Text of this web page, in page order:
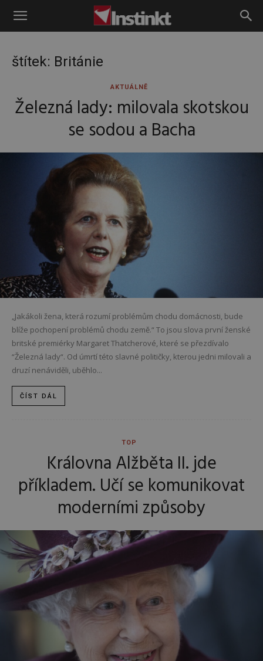
Instinkt
štítek: Británie
AKTUÁLNĚ
Železná lady: milovala skotskou
se sodou a Bacha
„Jakákoli žena, která rozumí problémům chodu domácnosti, bude
blíže pochopení problémů chodu země.“ To jsou slova první ženské
britské premiérky Margaret Thatcherové, které se přezdívalo
“Železná lady“. Od úmrtí této slavné političky, kterou jedni milovali a
druzí nenáviděli, uběhlo...
ČÍST DÁL
TOP
Královna Alžběta II. jde
příkladem. Učí se komunikovat
moderními způsoby